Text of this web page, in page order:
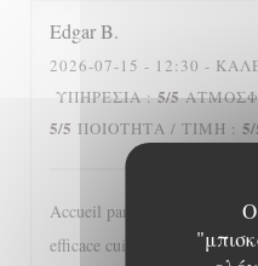
Ο
EdgarB
2026-07-15 - 12:30 -
ΥΠΗΡΕΣΊΑ: 5/5
5/5 ΠΟΙΌΤΗΤΑ / ΤΙΜΉ : 5/
Accueil particulièrement
efficace cuisine classique